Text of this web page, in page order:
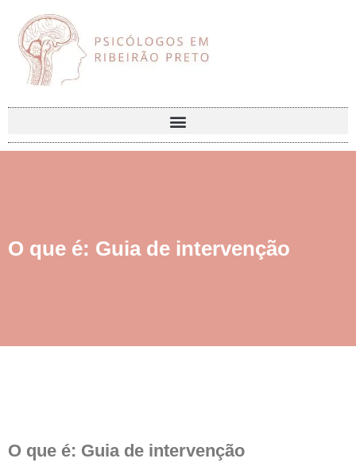
O que é: Guia de intervenção
O que é: Guia de intervenção